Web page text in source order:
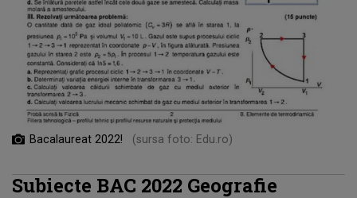
Bacalaureat 2022! (sursa foto: Edu.ro)
Subiecte BAC 2022 Geografie